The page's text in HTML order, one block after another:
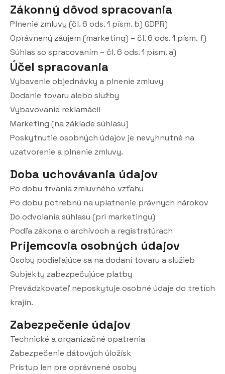
Zákonný dôvod spracovania
Plnenie zmluvy (čl. 6 ods. 1 písm. b) GDPR)
Oprávnený záujem (marketing) – čl. 6 ods. 1 písm. f)
Súhlas so spracovaním – čl. 6 ods. 1 písm. a)
Účel spracovania
Vybavenie objednávky a plnenie zmluvy
Dodanie tovaru alebo služby
Vybavovanie reklamácií
Marketing (na základe súhlasu)
Poskytnutie osobných údajov je nevyhnutné na
uzatvorenie a plnenie zmluvy.
Doba uchovávania údajov
Po dobu trvania zmluvného vzťahu
Po dobu potrebnú na uplatnenie právnych nárokov
Do odvolania súhlasu (pri marketingu)
Podľa zákona o archívoch a registratúrach
Príjemcovia osobných údajov
Osoby podieľajúce sa na dodaní tovaru a služieb
Subjekty zabezpečujúce platby
Prevádzkovateľ neposkytuje osobné údaje do tretích
krajín.
Zabezpečenie údajov
Technické a organizačné opatrenia
Zabezpečenie dátových úložísk
Prístup len pre oprávnené osoby